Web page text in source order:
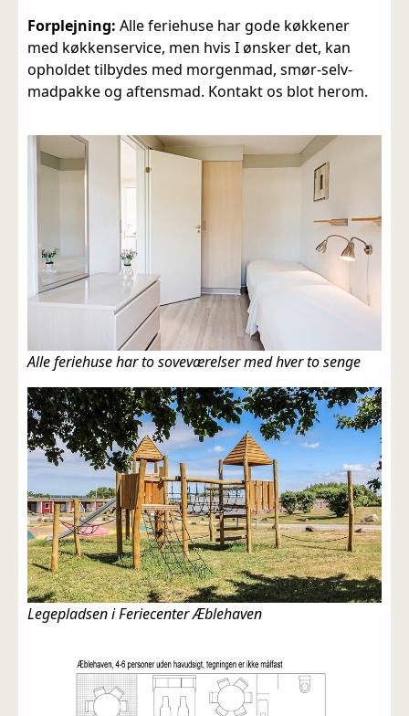
Forplejning: Alle feriehuse har gode køkkener
med køkkenservice, men hvis I ønsker det, kan
opholdet tilbydes med morgenmad, smør-selv-
madpakke og aftensmad. Kontakt os blot herom.
Alle feriehuse har to soveværelser med hver to senge
Legepladsen i Feriecenter Æblehaven